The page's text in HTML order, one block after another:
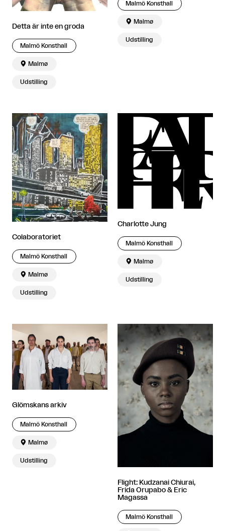
Detta är inte en groda
Malmö Konsthall
 Malmø
Udstilling
Malmö Konsthall
 Malmø
Udstilling
Colaboratoriet
Malmö Konsthall
 Malmø
Udstilling
Charlotte Jung
Malmö Konsthall
 Malmø
Udstilling
Glömskans arkiv
Malmö Konsthall
 Malmø
Udstilling
Flight: Kudzanai Chiurai,
Frida Orupabo & Eric
Magassa
Malmö Konsthall